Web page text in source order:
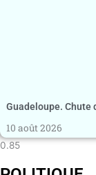
Guadeloupe. Chute
10 août 2026